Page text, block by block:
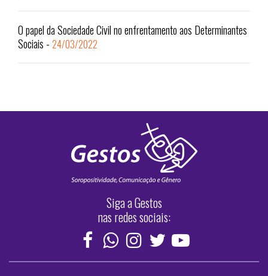
O papel da Sociedade Civil no enfrentamento aos Determinantes
Sociais - 24/03/2022
Siga a Gestos
nas redes sociais: